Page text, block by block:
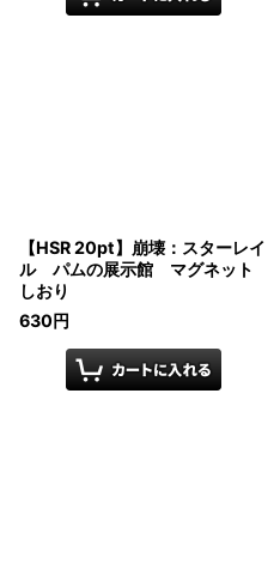
【HSR 20pt】崩壊：スターレイ
ル パムの展示館 マグネット
しおり
630円